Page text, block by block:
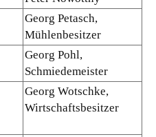
Georg Petasch,
Mühlenbesitzer
Georg Pohl,
Schmiedemeister
Georg Wotschke,
Wirtschaftsbesitzer